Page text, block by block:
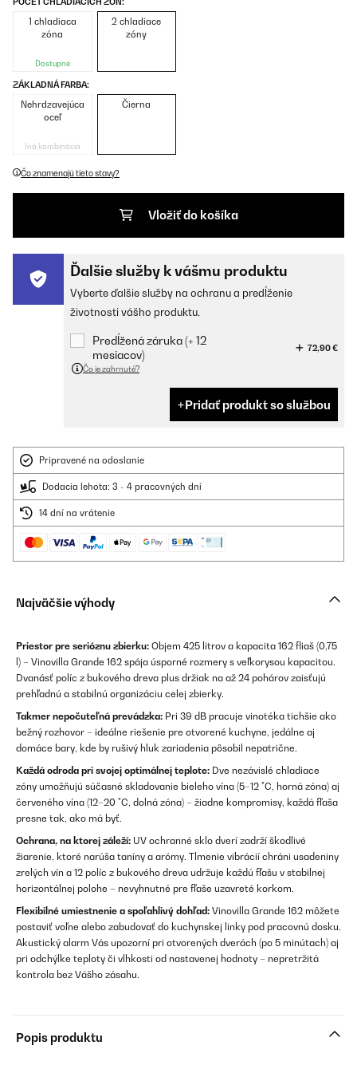
1 chladiaca
zóna
Dostupné
2 chladiace
zóny
ZÁKLADNÁ FARBA:
Nehrdzavejúca
oceľ
Iná kombinácia
Čierna
Čo znamenajú tieto stavy?
Vložiť do košíka
Ďalšie služby k vášmu produktu
Vyberte ďalšie služby na ochranu a predĺženie
životnosti vášho produktu.
Predĺžená záruka (+ 12
mesiacov)
72,90 €
Čo je zahrnuté?
Pridať produkt so službou
Pripravené na odoslanie
Dodacia lehota: 3 - 4 pracovných dní
14 dní na vrátenie
Najväčšie výhody
Priestor pre serióznu zbierku: Objem 425 litrov a kapacita 162 fliaš (0,75
l) – Vinovilla Grande 162 spája úsporné rozmery s veľkorysou kapacitou.
Dvanásť políc z bukového dreva plus držiak na až 24 pohárov zaisťujú
prehľadnú a stabilnú organizáciu celej zbierky.
Takmer nepočuteľná prevádzka: Pri 39 dB pracuje vinotéka tichšie ako
bežný rozhovor – ideálne riešenie pre otvorené kuchyne, jedálne aj
domáce bary, kde by rušivý hluk zariadenia pôsobil nepatrične.
Každá odroda pri svojej optimálnej teplote: Dve nezávislé chladiace
zóny umožňujú súčasné skladovanie bieleho vína (5–12 °C, horná zóna) aj
červeného vína (12–20 °C, dolná zóna) – žiadne kompromisy, každá fľaša
presne tak, ako má byť.
Ochrana, na ktorej záleží: UV ochranné sklo dverí zadrží škodlivé
žiarenie, ktoré narúša taníny a arómy. Tlmenie vibrácií chráni usadeniny
zrelých vín a 12 políc z bukového dreva udržuje každú fľašu v stabilnej
horizontálnej polohe – nevyhnutné pre fľaše uzavreté korkom.
Flexibilné umiestnenie a spoľahlivý dohľad: Vinovilla Grande 162 môžete
postaviť voľne alebo zabudovať do kuchynskej linky pod pracovnú dosku.
Akustický alarm Vás upozorní pri otvorených dverách (po 5 minútach) aj
pri odchýlke teploty či vlhkosti od nastavenej hodnoty – nepretržitá
kontrola bez Vášho zásahu.
Popis produktu